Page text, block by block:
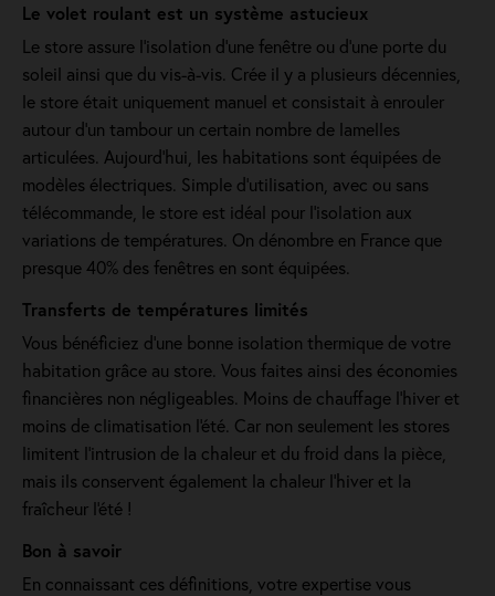
Le volet roulant est un système astucieux
Le store assure l'isolation d'une fenêtre ou d'une porte du
soleil ainsi que du vis-à-vis. Crée il y a plusieurs décennies,
le store était uniquement manuel et consistait à enrouler
autour d'un tambour un certain nombre de lamelles
articulées. Aujourd'hui, les habitations sont équipées de
modèles électriques. Simple d'utilisation, avec ou sans
télécommande, le store est idéal pour l'isolation aux
variations de températures. On dénombre en France que
presque 40% des fenêtres en sont équipées.
Transferts de températures limités
Vous bénéficiez d'une bonne isolation thermique de votre
habitation grâce au store. Vous faites ainsi des économies
financières non négligeables. Moins de chauffage l'hiver et
moins de climatisation l'été. Car non seulement les stores
limitent l'intrusion de la chaleur et du froid dans la pièce,
mais ils conservent également la chaleur l'hiver et la
fraîcheur l'été !
Bon à savoir
En connaissant ces définitions, votre expertise vous